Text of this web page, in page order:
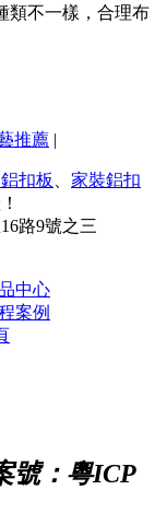
類不一樣，合理布
推薦 |
扣板
家裝鋁扣
路9號之三
中心
案例
號：粵ICP